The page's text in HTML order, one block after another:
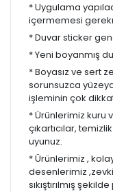
* Uygulama
içermemesi
* Duvar sticker
* Yeni boyanmış
* Boyasız ve sert
sorunsuzca
işleminin çok
* Ürünlerimiz kuru
çıkartıcılar,
uyunuz.
* Ürünlerimiz ,
desenlerimiz
sıkıştırılmış